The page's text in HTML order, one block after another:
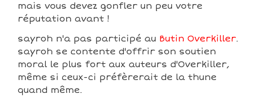
mais vous devez gonfler un peu votre
réputation avant !
sayroh n'a pas participé au Butin Overkiller.
sayroh se contente d'offrir son soutien
moral le plus fort aux auteurs d'Overkiller,
même si ceux-ci préfèrerait de la thune
quand même.